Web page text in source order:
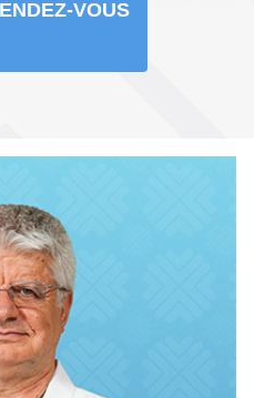
VOUS